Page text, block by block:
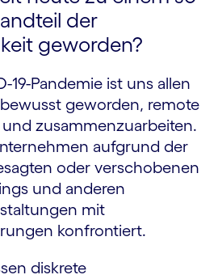
der
geworden?
19-Pandemie ist uns allen
geworden, remote
zusammenzuarbeiten.
aufgrund der
oder verschobenen
und anderen
mit
konfrontiert.
diskrete